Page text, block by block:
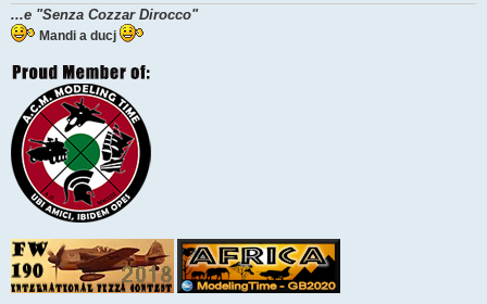
...e "Senza Cozzar Dirocco"
Mandi a ducj